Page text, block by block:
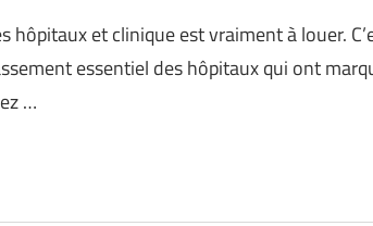
hôpitaux et clinique est vraiment à louer.
essentiel des hôpitaux qui ont
…